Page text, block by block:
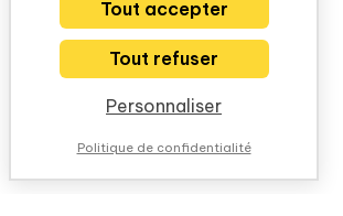
Tout accepter
Tout refuser
Personnaliser
Politique de confidentialité